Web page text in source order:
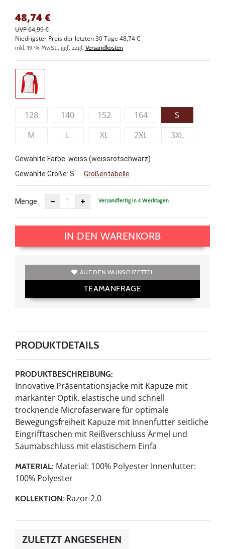
48,74€
UVP 64,99 €
Niedrigster Preis der letzten 30 Tage 48,74 €
inkl. 19 % MwSt., ggf. zzgl. Versandkosten
128 140 152 164
S
M
L XL 2XL 3XL
Gewählte Farbe: weiss (weissrotschwarz)
Gewählte Größe: S Größentabelle
Menge Versandfertig in 4 Werktagen
IN DEN WARENKORB
AUF DEN WUNSCHZETTEL
TEAMANFRAGE
PRODUKTDETAILS
PRODUKTBESCHREIBUNG:
Innovative Präsentationsjacke mit Kapuze mit
markanter Optik. elastische und schnell
trocknende Microfaserware für optimale
Bewegungsfreiheit Kapuze mit Innenfutter seitliche
Eingrifftaschen mit Reißverschluss Ärmel und
Saumabschluss mit elastischem Einfa
MATERIAL: Material: 100% Polyester Innenfutter:
100% Polyester
KOLLEKTION: Razor 2.0
ZULETZT ANGESEHEN